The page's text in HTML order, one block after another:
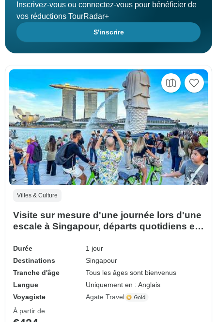
Inscrivez-vous ou connectez-vous pour bénéficier de
vos réductions TourRadar+
S'inscrire
Villes & Culture
Visite sur mesure d'une journée lors d'une
escale à Singapour, départs quotidiens et
Durée
1 jour
Destinations
Singapour
Tranche d'âge
Tous les âges sont bienvenus
Langue
Uniquement en : Anglais
Voyagiste
Agate Travel
À partir de